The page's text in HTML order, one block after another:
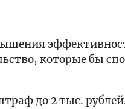
которые бы
до 2 тыс.